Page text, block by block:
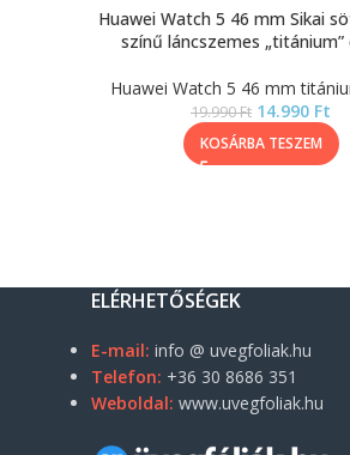
Huawei Watch 5 46 mm Sikai
színű láncszemes „titánium”
Huawei Watch 5 46 mm
19.990Ft 14.990 Ft
KOSÁRBA TESZEM
ELÉRHETŐSÉGEK
E-mail: info @ uvegfoliak.hu
Telefon: +36 30 8686 351
Weboldal: www.uvegfoliak.hu